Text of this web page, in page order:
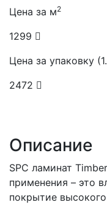
Цена за м2
1299
Цена за упаковку
2472
Описание
SPC ламинат
применения – это
покрытие